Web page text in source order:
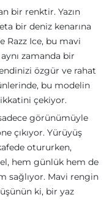
bir renktir. Yazın
bir deniz kenarına
Razz Ice, bu mavi
zamanda bir
özgür ve rahat
bu modelin
çekiyor.
görünümüyle
çıkıyor. Yürüyüş
otururken,
hem günlük hem de
sağlıyor. Mavi rengin
ki, bir yaz